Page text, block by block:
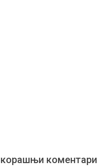
коментари